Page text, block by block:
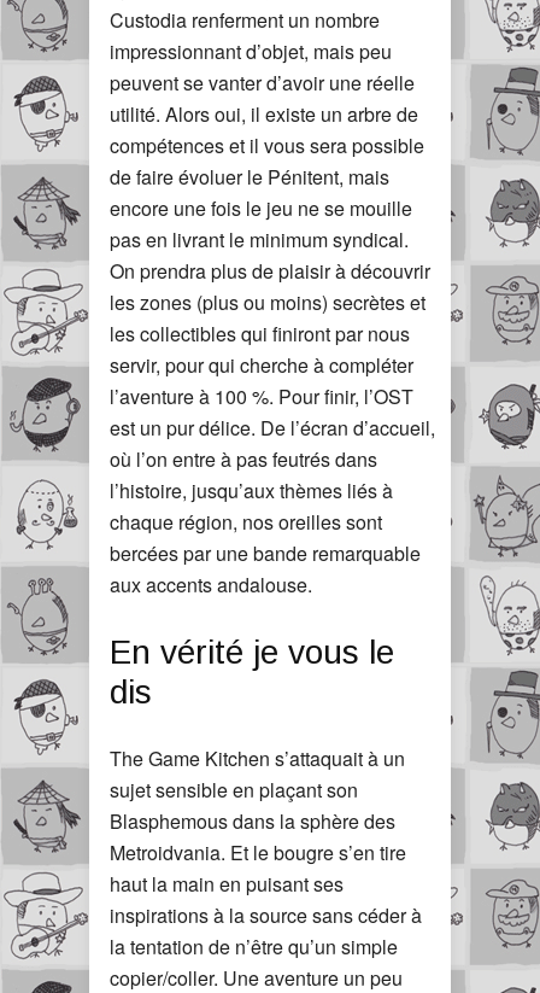
Custodia renferment un nombre
impressionnant d’objet, mais peu
peuvent se vanter d’avoir une réelle
utilité. Alors oui, il existe un arbre de
compétences et il vous sera possible
de faire évoluer le Pénitent, mais
encore une fois le jeu ne se mouille
pas en livrant le minimum syndical.
On prendra plus de plaisir à découvrir
les zones (plus ou moins) secrètes et
les collectibles qui finiront par nous
servir, pour qui cherche à compléter
l’aventure à 100 %. Pour finir, l’OST
est un pur délice. De l’écran d’accueil,
où l’on entre à pas feutrés dans
l’histoire, jusqu’aux thèmes liés à
chaque région, nos oreilles sont
bercées par une bande remarquable
aux accents andalouse.
En vérité je vous le
dis
The Game Kitchen s’attaquait à un
sujet sensible en plaçant son
Blasphemous dans la sphère des
Metroidvania. Et le bougre s’en tire
haut la main en puisant ses
inspirations à la source sans céder à
la tentation de n’être qu’un simple
copier/coller. Une aventure un peu